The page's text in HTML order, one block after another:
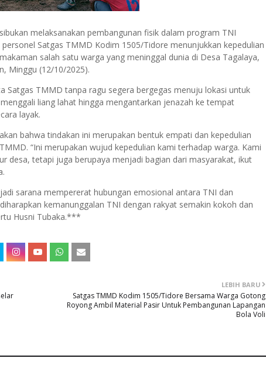
melaksanakan pembangunan fisik dalam program TNI
Satgas TMMD Kodim 1505/Tidore menunjukkan kepedulian
salah satu warga yang meninggal dunia di Desa Tagalaya,
Minggu (12/10/2025).
Satgas TMMD tanpa ragu segera bergegas menuju lokasi untuk
liang lahat hingga mengantarkan jenazah ke tempat
layak.
bahwa tindakan ini merupakan bentuk empati dan kepedulian
“Ini merupakan wujud kepedulian kami terhadap warga. Kami
desa, tetapi juga berupaya menjadi bagian dari masyarakat, ikut
sarana mempererat hubungan emosional antara TNI dan
kemanunggalan TNI dengan rakyat semakin kokoh dan
Husni Tubaka.***
LEBIH BARU
Satgas TMMD Kodim 1505/Tidore Bersama Warga Gotong
Royong Ambil Material Pasir Untuk Pembangunan Lapangan
Bola Voli